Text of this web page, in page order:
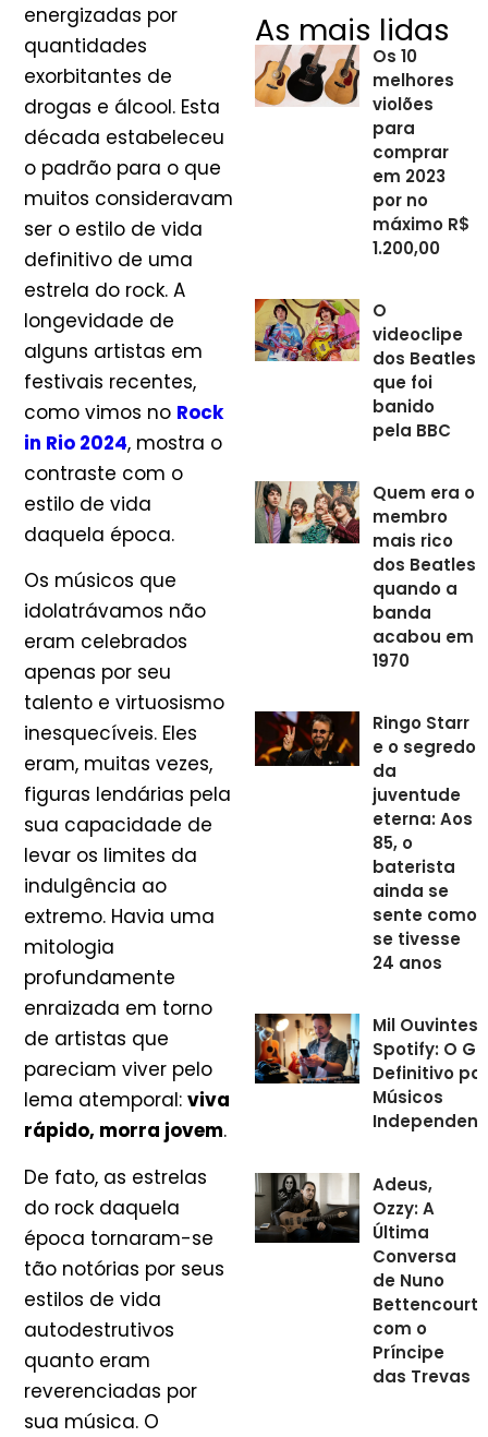
energizadas por
quantidades
exorbitantes de
drogas e álcool. Esta
década estabeleceu
o padrão para o que
muitos consideravam
ser o estilo de vida
definitivo de uma
estrela do rock. A
longevidade de
alguns artistas em
festivais recentes,
como vimos no Rock
in Rio 2024, mostra o
contraste com o
estilo de vida
daquela época.
Os músicos que
idolatrávamos não
eram celebrados
apenas por seu
talento e virtuosismo
inesquecíveis. Eles
eram, muitas vezes,
figuras lendárias pela
sua capacidade de
levar os limites da
indulgência ao
extremo. Havia uma
mitologia
profundamente
enraizada em torno
de artistas que
pareciam viver pelo
lema atemporal: viva
rápido, morra jovem.
De fato, as estrelas
do rock daquela
época tornaram-se
tão notórias por seus
estilos de vida
autodestrutivos
quanto eram
reverenciadas por
sua música. O
As mais lidas
Os 10
melhores
violões
para
comprar
em 2023
por no
máximo R$
1.200,00
O
videoclipe
dos Beatles
que foi
banido
pela BBC
Quem era o
membro
mais rico
dos Beatles
quando a
banda
acabou em
1970
Ringo Starr
e o segredo
da
juventude
eterna: Aos
85, o
baterista
ainda se
sente como
se tivesse
24 anos
Mil Ouvintes
Spotify: O
Definitivo
Músicos
Adeus,
Ozzy: A
Última
Conversa
de Nuno
Bettencourt
com o
Príncipe
das Trevas